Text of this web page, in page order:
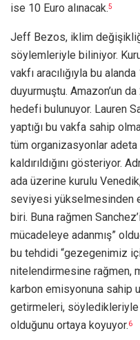
ise 10 Euro alınacak.5
Jeff Bezos, iklim
söylemleriyle biliniyor.
vakfı aracılığıyla bu
duyurmuştu. Amazon’un da
hedefi bulunuyor. Lauren
yaptığı bu vakfa sahip
tüm organizasyonlar adeta
kaldırıldığını gösteriyor.
ada üzerine kurulu
seviyesi yükselmesinden
biri. Buna rağmen
mücadeleye adanmış”
bu tehdidi “gezegenimiz
nitelendirmesine rağmen,
karbon emisyonuna sahip
getirmeleri, söyledikleriyle
olduğunu ortaya koyuyor.6